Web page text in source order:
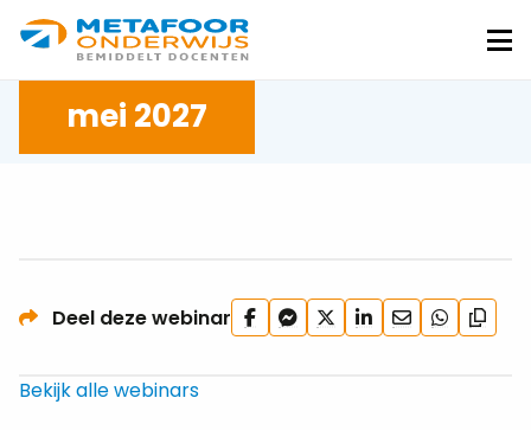
Metafoor
Onderwijs
mei 2027
Deel deze webinarDeel
op
Deel
via
Deel
op
Deel
op
Deel
via
Deel
via
url
Bekijk alle webinars